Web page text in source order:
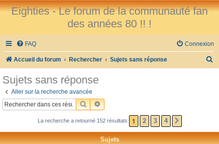
Eighties - Le forum de la communauté fan
des années 80 !! !
FAQ Connexion
Accueil du forum Rechercher Sujets sans réponse
Sujets sans réponse
Aller sur la recherche avancée
RECHERCHER
RECHERCHE AVANCÉE
La recherche a retourné 152 résultats 1 2 3 4
Sujets